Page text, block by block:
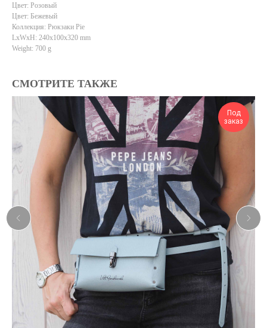
Цвет: Розовый
Цвет: Бежевый
Коллекция: Рюкзаки Pie
LxWxH: 240x100x320 mm
Weight: 700 g
СМОТРИТЕ ТАКЖЕ
Под
заказ